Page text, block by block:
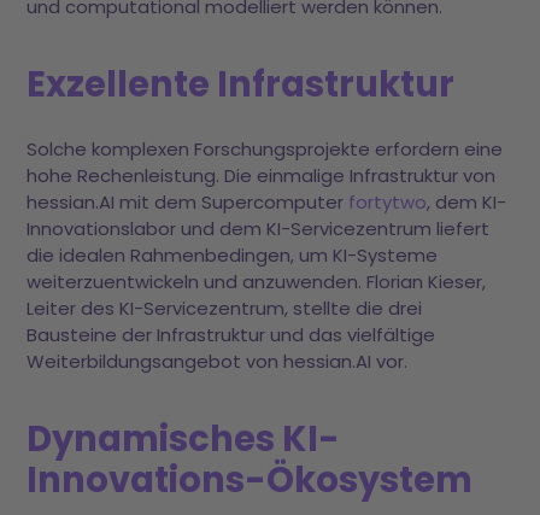
und computational modelliert werden können.
Exzellente Infrastruktur
Solche komplexen Forschungsprojekte erfordern eine
hohe Rechenleistung. Die einmalige Infrastruktur von
hessian.AI mit dem Supercomputer fortytwo, dem KI-
Innovationslabor und dem KI-Servicezentrum liefert
die idealen Rahmenbedingen, um KI-Systeme
weiterzuentwickeln und anzuwenden. Florian Kieser,
Leiter des KI-Servicezentrum, stellte die drei
Bausteine der Infrastruktur und das vielfältige
Weiterbildungsangebot von hessian.AI vor.
Dynamisches KI-
Innovations-Ökosystem